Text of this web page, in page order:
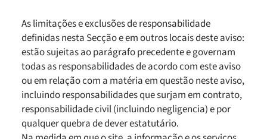
As limitações e exclusões de responsabilidade
definidas nesta Secção e em outros locais deste aviso:
estão sujeitas ao parágrafo precedente e governam
todas as responsabilidades de acordo com este aviso
ou em relação com a matéria em questão neste aviso,
incluindo responsabilidades que surjam em contrato,
responsabilidade civil (incluindo negligencia) e por
qualquer quebra de dever estatutário.